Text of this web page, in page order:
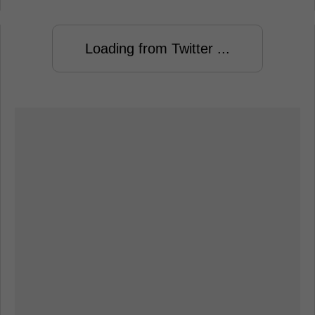
Loading from Twitter ...